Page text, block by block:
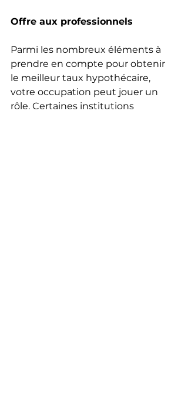
Offre aux professionnels
Parmi les nombreux éléments à
prendre en compte pour obtenir
le meilleur taux hypothécaire,
votre occupation peut jouer un
rôle. Certaines institutions